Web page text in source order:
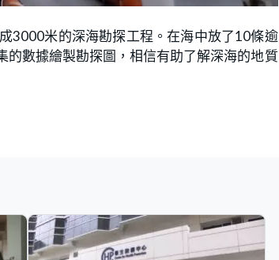
3000米的深海勘探工程。在海中放了10條逾
數據繪製勘探圖，相信有助了解深海的地質